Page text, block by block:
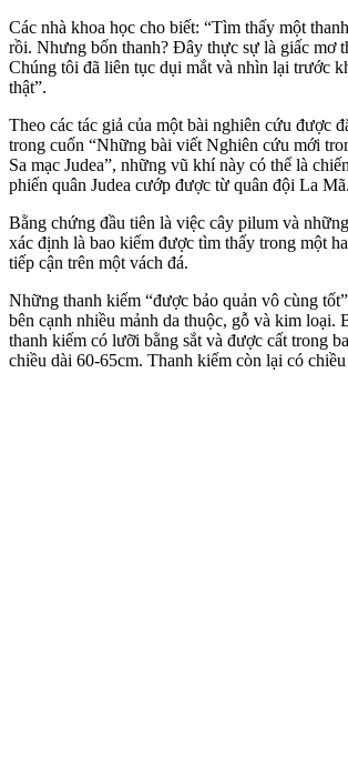
Các nhà khoa học cho biết: “Tìm thấy một
rồi. Nhưng bốn thanh? Đây thực sự là giấc mơ
Chúng tôi đã liên tục dụi mắt và nhìn lại trước
thật”.
Theo các tác giả của một bài nghiên cứu được
trong cuốn “Những bài viết Nghiên cứu mới
Sa mạc Judea”, những vũ khí này có thể là
phiến quân Judea cướp được từ quân đội La Mã.
Bằng chứng đầu tiên là việc cây pilum và
xác định là bao kiếm được tìm thấy trong một
tiếp cận trên một vách đá.
Những thanh kiếm “được bảo quản vô cùng
bên cạnh nhiều mảnh da thuộc, gỗ và kim loại.
thanh kiếm có lưỡi bằng sắt và được cất trong
chiều dài 60-65cm. Thanh kiếm còn lại có